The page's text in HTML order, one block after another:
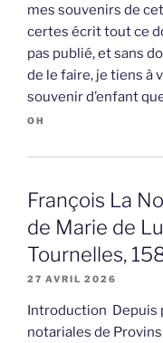
mes souvenirs de
certes écrit tout ce
pas publié, et sans
de le faire, je tiens à
souvenir d’enfant
OH
François La
de Marie de
Tournelles,
27 AVRIL 2026
Introduction Depuis
notariales de